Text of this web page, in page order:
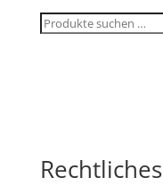
Suchen
Rechtliches